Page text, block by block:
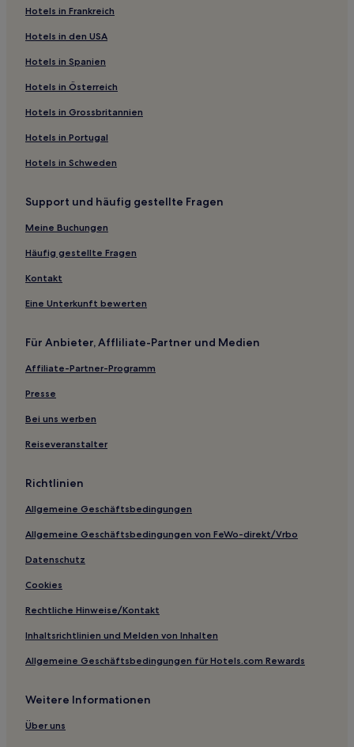
Hotels in Frankreich
Hotels in den USA
Hotels in Spanien
Hotels in Österreich
Hotels in Grossbritannien
Hotels in Portugal
Hotels in Schweden
Support und häufig gestellte Fragen
Meine Buchungen
Häufig gestellte Fragen
Kontakt
Eine Unterkunft bewerten
Für Anbieter, Affliliate-Partner und Medien
Affiliate-Partner-Programm
Presse
Bei uns werben
Reiseveranstalter
Richtlinien
Allgemeine Geschäftsbedingungen
Allgemeine Geschäftsbedingungen von FeWo-direkt/Vrbo
Datenschutz
Cookies
Rechtliche Hinweise/Kontakt
Inhaltsrichtlinien und Melden von Inhalten
Allgemeine Geschäftsbedingungen für Hotels.com Rewards
Weitere Informationen
Über uns